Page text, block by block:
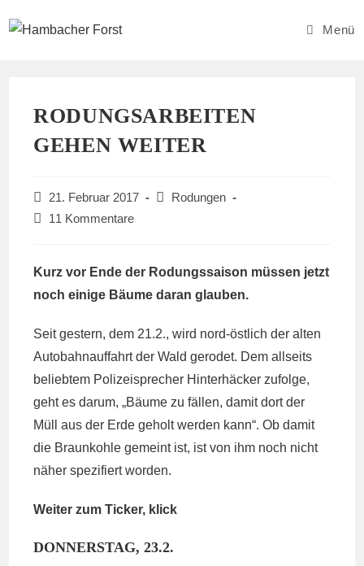
Inhalt
Menü
RODUNGSARBEITEN
GEHEN WEITER
Beitrag
veröffentlicht:
21. Februar 2017
Beitrags-
Rodungen
Beitrags-
11 Kommentare
Kurz vor Ende der Rodungssaison müssen jetzt
noch einige Bäume daran glauben.
Seit gestern, dem 21.2., wird nord-östlich der alten
Autobahnauffahrt der Wald gerodet. Dem allseits
beliebtem Polizeisprecher Hinterhäcker zufolge,
geht es darum, „Bäume zu fällen, damit dort der
Müll aus der Erde geholt werden kann“. Ob damit
die Braunkohle gemeint ist, ist von ihm noch nicht
näher spezifiert worden.
Weiter zum Ticker, klick
DONNERSTAG, 23.2.